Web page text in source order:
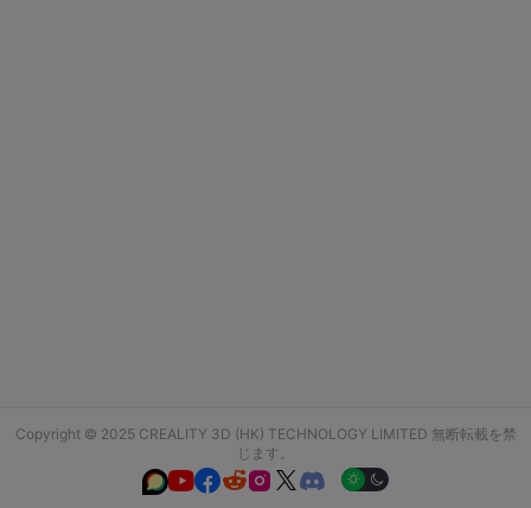
Copyright © 2025 CREALITY 3D (HK) TECHNOLOGY LIMITED 無断転載を禁
じます。
  